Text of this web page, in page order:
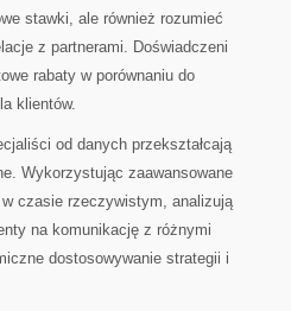
stawki, ale również rozumieć
z partnerami. Doświadczeni
rabaty w porównaniu do
klientów.
od danych przekształcają
Wykorzystując zaawansowane
czasie rzeczywistym, analizują
na komunikację z różnymi
dostosowywanie strategii i